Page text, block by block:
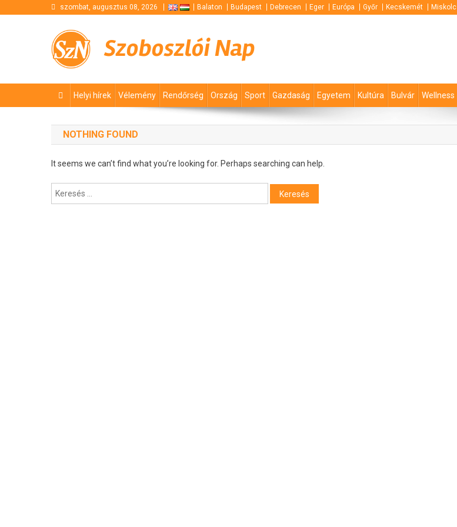
szombat, augusztus 08, 2026 Balaton Budapest Debrecen Eger Európa Győr Kecskemét Miskolc
Szoboszlói Nap
Helyi hírek Vélemény Rendőrség Ország Sport Gazdaság Egyetem Kultúra Bulvár Wellness
NOTHING FOUND
It seems we can’t find what you’re looking for. Perhaps searching can help.
Keresés: